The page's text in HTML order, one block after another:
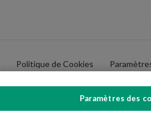
Politique de Cookies
Paramètres des